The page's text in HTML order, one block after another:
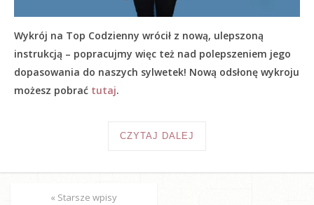
Wykrój na Top Codzienny wrócił z nową, ulepszoną
instrukcją – popracujmy więc też nad polepszeniem jego
dopasowania do naszych sylwetek! Nową odsłonę wykroju
możesz pobrać tutaj.
CZYTAJ DALEJ
« Starsze wpisy